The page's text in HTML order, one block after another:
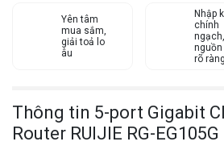
Yên tâm
mua sắm,
giải toả lo
âu
Nhập
chính
ngạch,
rõ ràng
Thông tin 5-port Gigabit
Router RUIJIE RG-EG105G